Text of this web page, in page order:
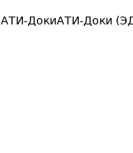
АТИ-ДокиАТИ-Доки